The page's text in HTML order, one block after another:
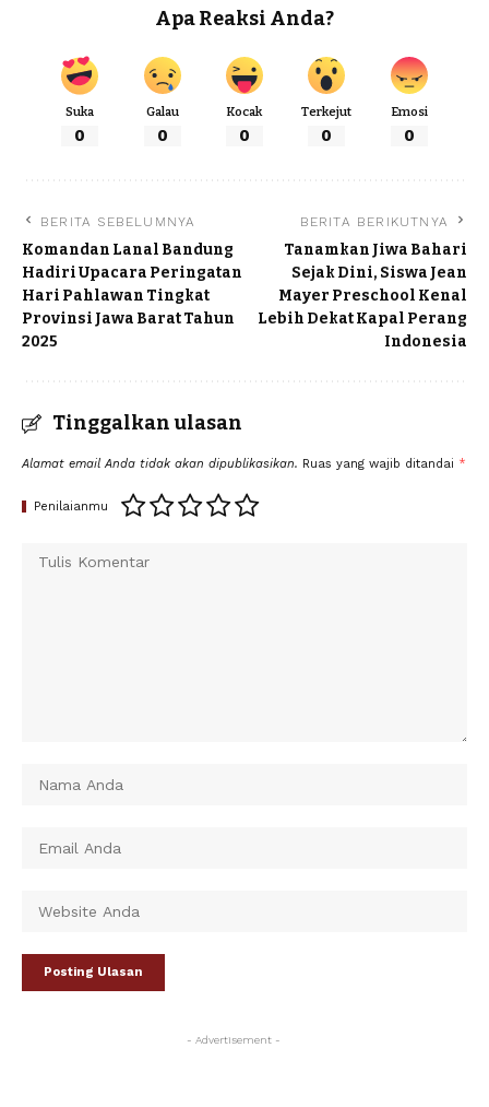
Apa Reaksi Anda?
Suka
0
Galau
0
Kocak
0
Terkejut
0
Emosi
0
BERITA SEBELUMNYA
Komandan Lanal Bandung
Hadiri Upacara Peringatan
Hari Pahlawan Tingkat
Provinsi Jawa Barat Tahun
2025
BERITA BERIKUTNYA
Tanamkan Jiwa Bahari
Sejak Dini, Siswa Jean
Mayer Preschool Kenal
Lebih Dekat Kapal Perang
Indonesia
Tinggalkan ulasan
Alamat email Anda tidak akan dipublikasikan. Ruas yang wajib ditandai *
Penilaianmu
- Advertisement -